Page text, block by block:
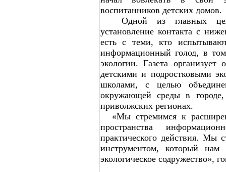
воспитанников детских домов.
Одной из главных
установление контакта с
есть с теми, кто
информационный голод, в
экологии. Газета
детскими и подростковыми
школами, с целью
окружающей среды в
приволжских регионах.
«Мы стремимся к
пространства
практического действия. Мы
инструментом, который нам
экологическое содружество»,